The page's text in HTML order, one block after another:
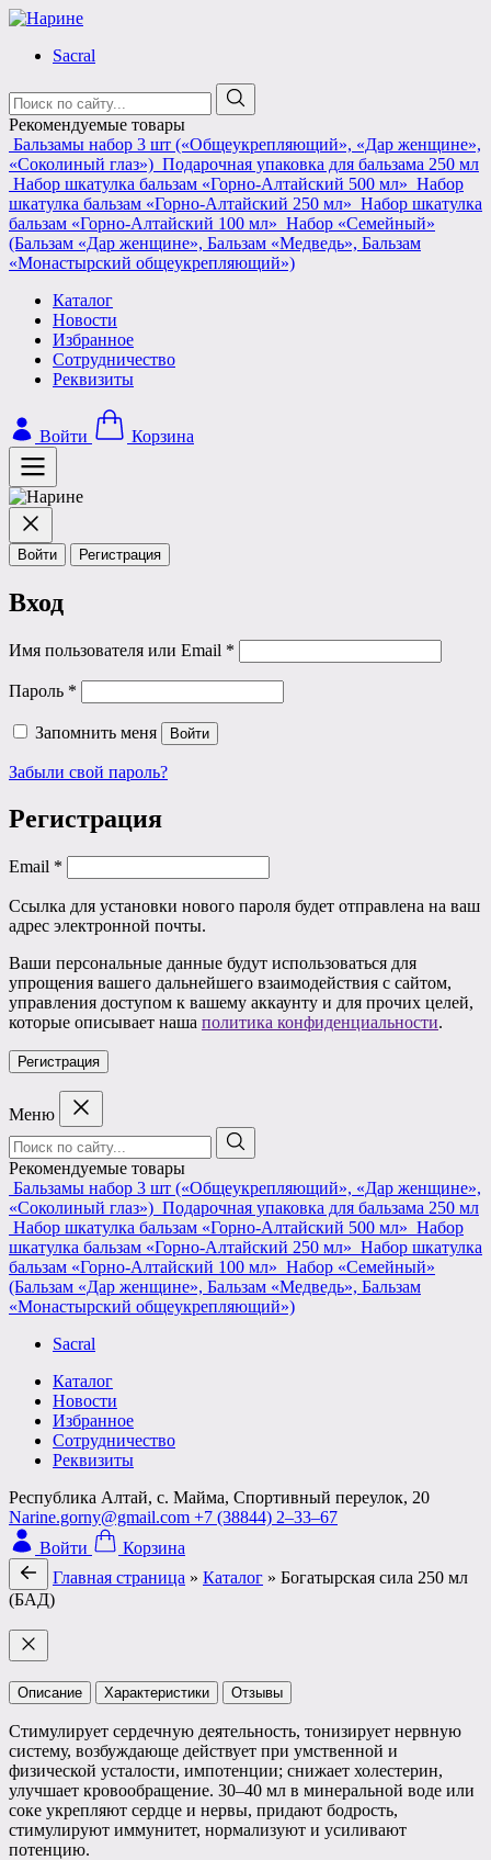
Skip
contentSacral
Поиск:
Рекомендуемые товары
Бальзамы набор 3 шт («Общеукрепляющий», «Дар женщине»,
«Соколиный глаз») Подарочная упаковка для бальзама 250 мл
Набор шкатулка бальзам «Горно-Алтайский 500 мл» Набор
шкатулка бальзам «Горно-Алтайский 250 мл» Набор шкатулка
бальзам «Горно-Алтайский 100 мл» Набор «Семейный»
(Бальзам «Дар женщине», Бальзам «Медведь», Бальзам
«Монастырский общеукрепляющий»)
Каталог
Новости
Избранное
Сотрудничество
Реквизиты
Войти Корзина
Войти Регистрация
Вход
Имя пользователя или Email *
Пароль *
Запомнить меня Войти
Забыли свой пароль?
Регистрация
Email *
Ссылка для установки нового пароля будет отправлена ​​на ваш
адрес электронной почты.
Ваши персональные данные будут использоваться для
упрощения вашего дальнейшего взаимодействия с сайтом,
управления доступом к вашему аккаунту и для прочих целей,
которые описывает наша политика конфиденциальности.
Регистрация
Меню
Поиск:
Рекомендуемые товары
Бальзамы набор 3 шт («Общеукрепляющий», «Дар женщине»,
«Соколиный глаз») Подарочная упаковка для бальзама 250 мл
Набор шкатулка бальзам «Горно-Алтайский 500 мл» Набор
шкатулка бальзам «Горно-Алтайский 250 мл» Набор шкатулка
бальзам «Горно-Алтайский 100 мл» Набор «Семейный»
(Бальзам «Дар женщине», Бальзам «Медведь», Бальзам
«Монастырский общеукрепляющий»)
Sacral
Каталог
Новости
Избранное
Сотрудничество
Реквизиты
Республика Алтай, с. Майма, Спортивный переулок, 20
Narine.gorny@gmail.com +7 (38844) 2‒33‒67
Войти
Корзина
Главная страница » Каталог » Богатырская сила 250 мл
(БАД)
Описание Характеристики Отзывы
Стимулирует сердечную деятельность, тонизирует нервную
систему, возбуждающе действует при умственной и
физической усталости, импотенции; снижает холестерин,
улучшает кровообращение. 30–40 мл в минеральной воде или
соке укрепляют сердце и нервы, придают бодрость,
стимулируют иммунитет, нормализуют и усиливают
потенцию.